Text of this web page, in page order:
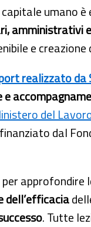
capitale umano
amministrativi
e creazione
realizzato da
del
dal
approfondire
dell’efficacia
. Tutte